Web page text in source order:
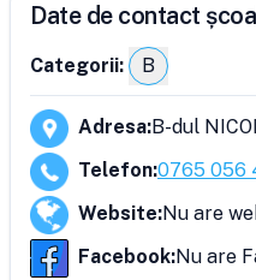
Date de contact
Categorii: B
Adresa:B-dul
Telefon:0765 056
Website:Nu are
Facebook:Nu are